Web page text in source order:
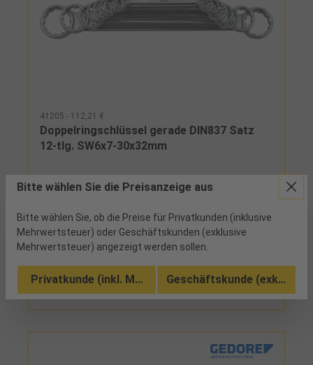
41205 - 112,21 €
Doppelringschlüssel gerade DIN837 Satz
12-tlg. SW6x7-30x32mm
9 - 10 x 11 - 12 x 13 - 14 x 15 - 16 x 17 - 18 x 19 - 20 x
22 - 21 x 23 - 24 x 27 - 25 x 28 - 30 x 32 mm im Karton
In den Warenkorb
Bitte wählen Sie die Preisanzeige aus
Bitte wählen Sie, ob die Preise für Privatkunden (inklusive
Mehrwertsteuer) oder Geschäftskunden (exklusive
Mehrwertsteuer) angezeigt werden sollen.
Privatkunde (inkl. MwSt.) Geschäftskunde (exkl.